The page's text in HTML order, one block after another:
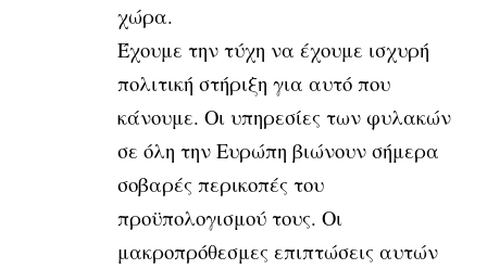
χώρα.
Έχουμε την τύχη να έχουμε ισχυρή
πολιτική στήριξη για αυτό που
κάνουμε. Οι υπηρεσίες των φυλακών
σε όλη την Ευρώπη βιώνουν σήμερα
σοβαρές περικοπές του
προϋπολογισμού τους. Οι
μακροπρόθεσμες επιπτώσεις αυτών